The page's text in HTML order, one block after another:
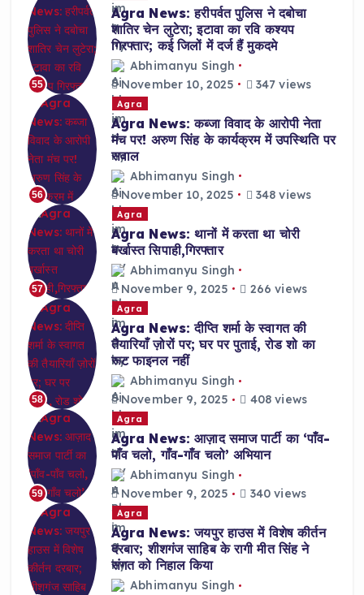
55
Agra News: हरीपर्वत पुलिस ने दबोचा
शातिर चेन लुटेरा; इटावा का रवि कश्यप
गिरफ्तार; कई जिलों में दर्ज हैं मुकदमे
Abhimanyu Singh
November 10, 2025
347 views
56
Agra
Agra News: कब्जा विवाद के आरोपी नेता
मंच पर! अरुण सिंह के कार्यक्रम में उपस्थिति पर
सवाल
Abhimanyu Singh
November 10, 2025
348 views
57
Agra
Agra News: थानों में करता था चोरी
बर्खास्त सिपाही,गिरफ्तार
Abhimanyu Singh
November 9, 2025
266 views
58
Agra
Agra News: दीप्ति शर्मा के स्वागत की
तैयारियाँ ज़ोरों पर; घर पर पुताई, रोड शो का
रूट फाइनल नहीं
Abhimanyu Singh
November 9, 2025
408 views
59
Agra
Agra News: आज़ाद समाज पार्टी का ‘पाँव-
पाँव चलो, गाँव-गाँव चलो’ अभियान
Abhimanyu Singh
November 9, 2025
340 views
Agra
Agra News: जयपुर हाउस में विशेष कीर्तन
दरबार; शीशगंज साहिब के रागी मीत सिंह ने
संगत को निहाल किया
Abhimanyu Singh